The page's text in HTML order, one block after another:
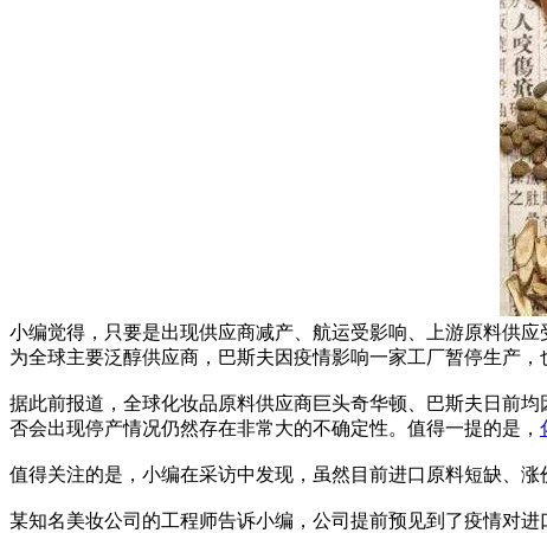
小编觉得，只要是出现供应商减产、航运受影响、上游原料供
为全球主要泛醇供应商，巴斯夫因疫情影响一家工厂暂停生产，
据此前报道，全球化妆品原料供应商巨头奇华顿、巴斯夫日前
否会出现停产情况仍然存在非常大的不确定性。值得一提的是，
值得关注的是，小编在采访中发现，虽然目前进口原料短缺、
某知名美妆公司的工程师告诉小编，公司提前预见到了疫情对